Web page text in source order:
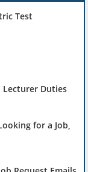
Test
Lecturer Duties
for a Job,